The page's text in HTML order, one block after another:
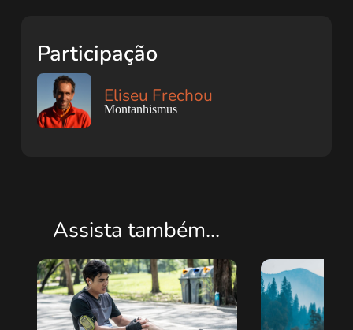
Participação
Eliseu Frechou
Montanhismus
Assista também...